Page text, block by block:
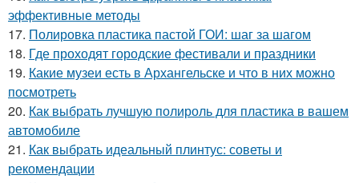
эффективные методы
17. Полировка пластика пастой ГОИ: шаг за шагом
18. Где проходят городские фестивали и праздники
19. Какие музеи есть в Архангельске и что в них можно
посмотреть
20. Как выбрать лучшую полироль для пластика в вашем
автомобиле
21. Как выбрать идеальный плинтус: советы и
рекомендации